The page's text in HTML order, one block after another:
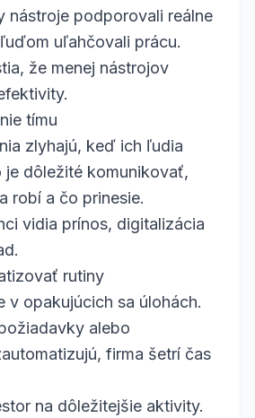
nástroje podporovali reálne
uľahčovali prácu.
že menej nástrojov
tímu
zlyhajú, keď ich ľudia
je dôležité komunikovať,
robí a čo prinesie.
vidia prínos, digitalizácia
rutiny
v opakujúcich sa úlohách.
alebo
firma šetrí čas
na dôležitejšie aktivity.